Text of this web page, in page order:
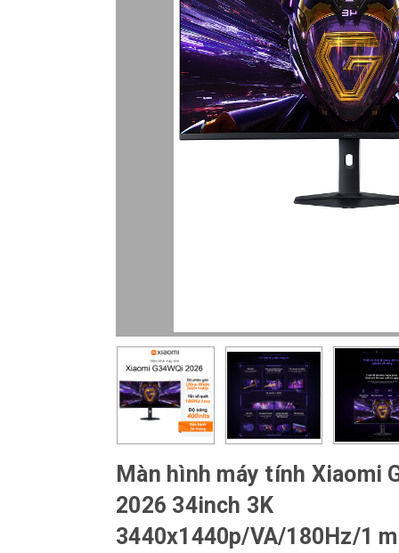
Màn hình máy tính Xiaomi
2026 34inch 3K
3440x1440p/VA/180Hz/1